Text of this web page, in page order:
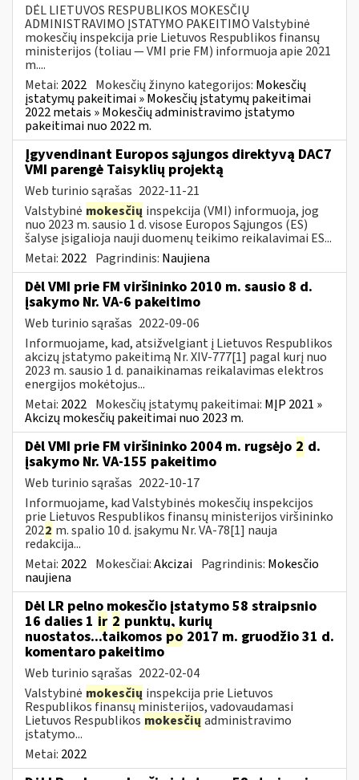
DĖL LIETUVOS RESPUBLIKOS MOKESČIŲ
ADMINISTRAVIMO ĮSTATYMO PAKEITIMO Valstybinė
mokesčių inspekcija prie Lietuvos Respublikos finansų
ministerijos (toliau — VMI prie FM) informuoja apie 2021
m....
Metai: 2022 Mokesčių žinyno kategorijos: Mokesčių
įstatymų pakeitimai » Mokesčių įstatymų pakeitimai
2022 metais » Mokesčių administravimo įstatymo
pakeitimai nuo 2022 m.
Įgyvendinant Europos sąjungos direktyvą DAC7
VMI parengė Taisyklių projektą
Web turinio sąrašas 2022-11-21
Valstybinė mokesčių inspekcija (VMI) informuoja, jog
nuo 2023 m. sausio 1 d. visose Europos Sąjungos (ES)
šalyse įsigalioja nauji duomenų teikimo reikalavimai ES...
Metai: 2022 Pagrindinis: Naujiena
Dėl VMI prie FM viršininko 2010 m. sausio 8 d.
įsakymo Nr. VA-6 pakeitimo
Web turinio sąrašas 2022-09-06
Informuojame, kad, atsižvelgiant į Lietuvos Respublikos
akcizų įstatymo pakeitimą Nr. XIV-777[1] pagal kurį nuo
2023 m. sausio 1 d. panaikinamas reikalavimas elektros
energijos mokėtojus...
Metai: 2022 Mokesčių įstatymų pakeitimai: MĮP 2021 »
Akcizų mokesčių pakeitimai nuo 2023 m.
Dėl VMI prie FM viršininko 2004 m. rugsėjo 2 d.
įsakymo Nr. VA-155 pakeitimo
Web turinio sąrašas 2022-10-17
Informuojame, kad Valstybinės mokesčių inspekcijos
prie Lietuvos Respublikos finansų ministerijos viršininko
2022 m. spalio 10 d. įsakymu Nr. VA-78[1] nauja
redakcija...
Metai: 2022 Mokesčiai:Akcizai Pagrindinis: Mokesčio
naujiena
Dėl LR pelno mokesčio įstatymo 58 straipsnio
16 dalies 1 ir 2 punktų, kurių
nuostatos...taikomos po 2017 m. gruodžio 31 d.
komentaro pakeitimo
Web turinio sąrašas 2022-02-04
Valstybinė mokesčių inspekcija prie Lietuvos
Respublikos finansų ministerijos, vadovaudamasi
Lietuvos Respublikos mokesčių administravimo
įstatymo...
Metai: 2022